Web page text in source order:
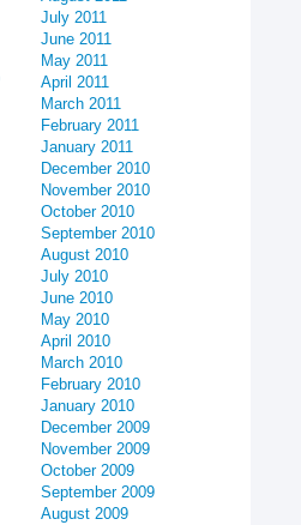
July 2011
June 2011
May 2011
April 2011
March 2011
February 2011
January 2011
December 2010
November 2010
October 2010
September 2010
August 2010
July 2010
June 2010
May 2010
April 2010
March 2010
February 2010
January 2010
December 2009
November 2009
October 2009
September 2009
August 2009